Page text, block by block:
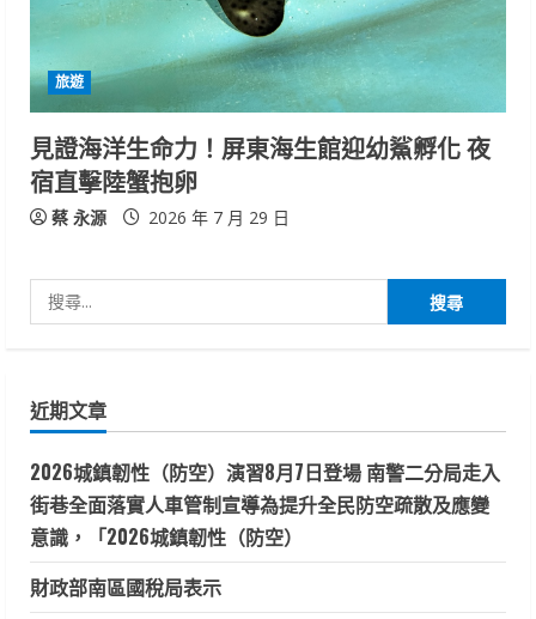
旅遊
見證海洋生命力！屏東海生館迎幼鯊孵化 夜
宿直擊陸蟹抱卵
蔡 永源 2026 年 7 月 29 日
尋
字:
近期文章
2026城鎮韌性（防空）演習8月7日登場 南警二分局走入
街巷全面落實人車管制宣導為提升全民防空疏散及應變
意識，「2026城鎮韌性（防空）
財政部南區國稅局表示